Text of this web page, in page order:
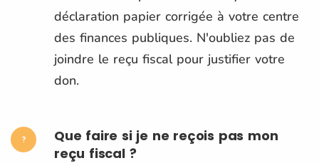
déclaration papier corrigée à votre centre
des finances publiques. N'oubliez pas de
joindre le reçu fiscal pour justifier votre
don.
Que faire si je ne reçois pas mon
reçu fiscal ?